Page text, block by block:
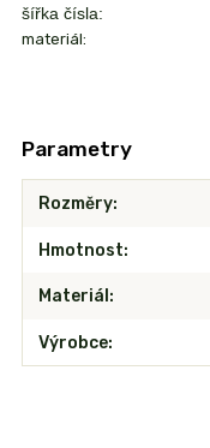
šířka čísla:
materiál:
Parametry
Rozměry
Hmotnost
Materiál
Výrobce